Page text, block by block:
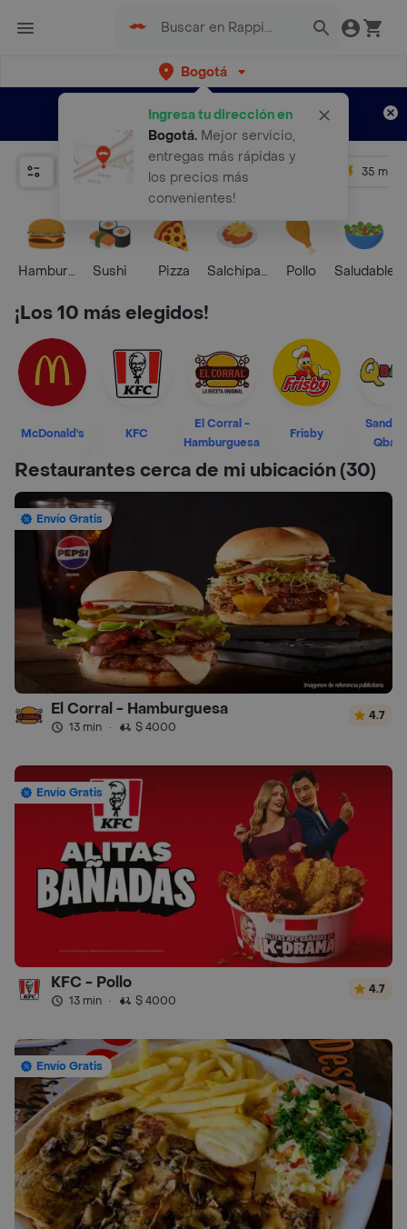
Bogotá
Ingresa tu dirección en
Bogotá. Mejor servicio,
entregas más rápidas y
los precios más
convenientes!
envíos gratis por semanas Aplican TyC
Relevancia Promos 35 mins
HamburguesaSushi Pizza Salchipapas Pollo Saludable
¡Los 10 más elegidos!
McDonald's KFC
El Corral -
Hamburguesa
Frisby
Restaurantes cerca de mi ubicación(30)
Envío Gratis
El Corral - Hamburguesa
13 min · $ 4000
4.7
Envío Gratis
KFC - Pollo
13 min · $ 4000
4.7
Envío Gratis